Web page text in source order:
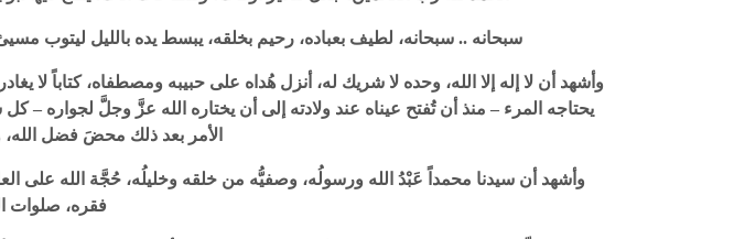
سبحانه .. سبحانه، لطيف بعباده، رحيم بخلقه، يبسط يده بالليل ليتوب
وأشهد أن لا إله إلا الله، وحده لا شريك له، أنزل هُداه على حبيبه ومصطفاه، كتاباً لا
يحتاجه المرء – منذ أن تُفتح عيناه عند ولادته إلى أن يختاره الله عزَّ وجلَّ لجواره
الأمر بعد ذلك محضَ فضل
وأشهد أن سيدنا محمداً عَبْدُ الله ورسولُه، وصفيُّه من خلقه وخليلُه، حُجَّة الله
فقره، صلوات